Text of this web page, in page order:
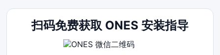
扫码免费获取 ONES 安装指导